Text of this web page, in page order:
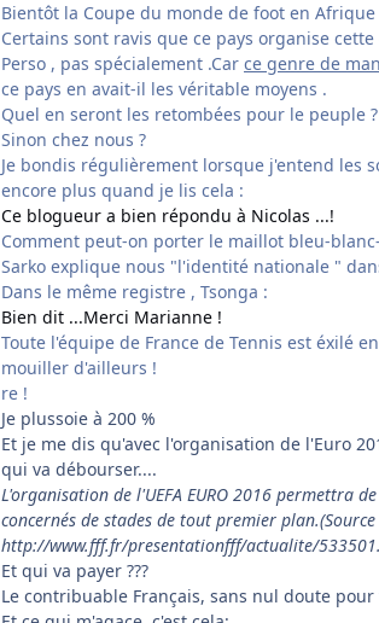
Bientôt la Coupe du monde de foot en Afrique
Certains sont ravis que ce pays organise
Perso , pas spécialement .Car ce genre de
ce pays en avait-il les véritable moyens .
Quel en seront les retombées pour le peuple ?
Sinon chez nous ?
Je bondis régulièrement lorsque j'entend les
encore plus quand je lis cela :
Ce blogueur a bien répondu à Nicolas ...!
Comment peut-on porter le maillot bleu-
Sarko explique nous "l'identité nationale "
Dans le même registre , Tsonga :
Bien dit ...Merci Marianne !
Toute l'équipe de France de Tennis est éxilé
mouiller d'ailleurs !
re !
Je plussoie à 200 %
Et je me dis qu'avec l'organisation de l'Euro
qui va débourser....
L'organisation de l'UEFA EURO 2016 permettra
concernés de stades de tout premier plan.(Source
http://www.fff.fr/presentationfff/actualite/
Et qui va payer ???
Le contribuable Français, sans nul doute